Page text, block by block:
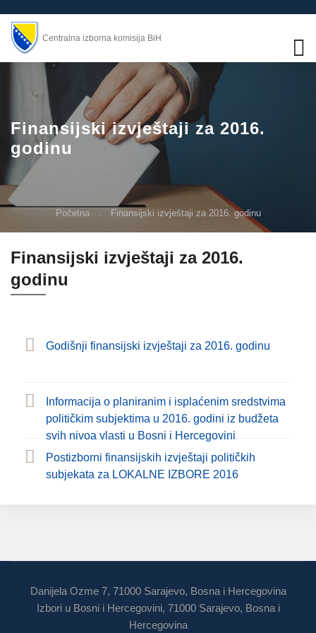
Centralna izborna komisija BiH
Finansijski izvještaji za 2016.
godinu
Početna Finansijski izvještaji za 2016. godinu
Finansijski izvještaji za 2016.
godinu
Godišnji finansijski izvještaji za 2016. godinu
Informacija o planiranim i isplaćenim sredstvima
političkim subjektima u 2016. godini iz budžeta
svih nivoa vlasti u Bosni i Hercegovini
Postizborni finansijskih izvještaji političkih
subjekata za LOKALNE IZBORE 2016
Danijela Ozme 7, 71000 Sarajevo, Bosna i Hercegovina
Izbori u Bosni i Hercegovini, 71000 Sarajevo, Bosna i
Hercegovina